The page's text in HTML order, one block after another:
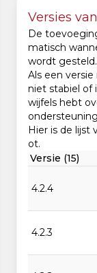
Versies
De
matisch
wordt gesteld.
Als een
niet stabiel of
wijfels hebt
Hier is de lijst
ot.
Versie (15)
4.2.4
4.2.3